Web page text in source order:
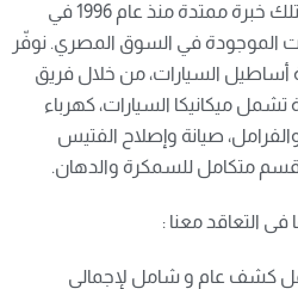
باحترافية متكاملة، حيث نمتلك خبرة ممتدة منذ عام 1996 في
الموجودة في السوق المصري. نوفّر
أساطيل السيارات، من خلال فريق
ميكانيكا السيارات، كهرباء
صيانة وإصلاح الفتيس
قسم متكامل للسمكرة والدهان.
التعاقد معنا :
كشف عام و شامل لإجمالى